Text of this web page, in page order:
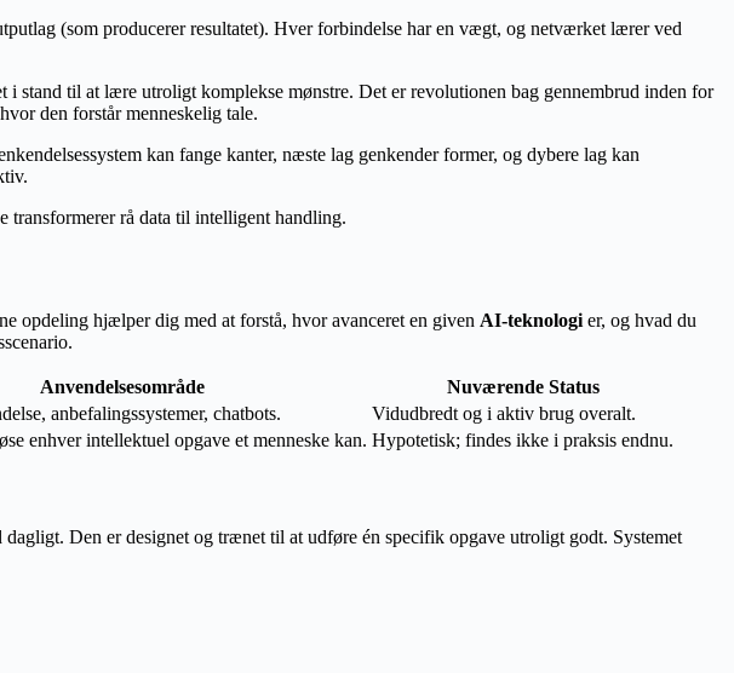
(som producerer resultatet). Hver forbindelse har en vægt, og netværket lærer ved
stand til at lære utroligt komplekse mønstre. Det er revolutionen bag gennembrud inden for
den forstår menneskelig tale.
kan fange kanter, næste lag genkender former, og dybere lag kan
transformerer rå data til intelligent handling.
opdeling hjælper dig med at forstå, hvor avanceret en given AI-teknologi er, og hvad du
Anvendelsesområde
Nuværende Status
anbefalingssystemer, chatbots.
Vidudbredt og i aktiv brug overalt.
enhver intellektuel opgave et menneske kan. Hypotetisk; findes ikke i praksis endnu.
dagligt. Den er designet og trænet til at udføre én specifik opgave utroligt godt. Systemet